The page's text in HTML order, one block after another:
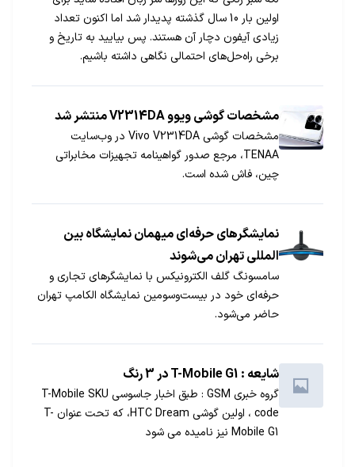
اولین بار 10 سال گذشته پدیدار شد اما اکنون تعداد
زیادی آیفون دچار آن هستند. پس بیایید به تاریخ و
برخی راه‌حل‌های احتمالی نگاهی داشته باشیم.
مشخصات گوشی ویوو V2314DA منتشر شد
مشخصات گوشی Vivo V2314DA در وب‌سایت
TENAA، مرجع صدور گواهینامه تجهیزات مخابراتی
چین، فاش شده است.
نمایشگرهای حرفه‌ای میهمان نمایشگاه‌ بین
المللی تهران می‌شوند
سامسونگ گلف الکترونیکس با نمایشگرهای تجاری و
حرفه‌ای خود در بیست‌وسومین نمایشگاه الکامپ تهران
حاضر می‌شود.
شایعه : T-Mobile G1 در 3 رنگ
گروه خبری GSM : طبق اخبار جاسوسی T-Mobile SKU
code ، اولین گوشی HTC Dream، که تحت عنوان T-
Mobile G1 نیز نامیده می شود